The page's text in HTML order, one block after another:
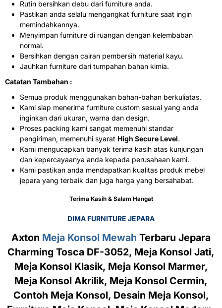
Rutin bersihkan debu dari furniture anda.
Pastikan anda selalu mengangkat furniture saat ingin
memindahkannya.
Menyimpan furniture di ruangan dengan kelembaban
normal.
Bersihkan dengan cairan pembersih material kayu.
Jauhkan furniture dari tumpahan bahan kimia.
Catatan Tambahan :
Semua produk menggunakan bahan-bahan berkuliatas.
Kami siap menerima furniture custom sesuai yang anda
inginkan dari ukuran, warna dan design.
Proses packing kami sangat memenuhi standar
pengiriman, memenuhi syarat High Secure Level.
Kami mengucapkan banyak terima kasih atas kunjungan
dan kepercayaanya anda kepada perusahaan kami.
Kami pastikan anda mendapatkan kualitas produk mebel
jepara yang terbaik dan juga harga yang bersahabat.
Terima Kasih & Salam Hangat
DIMA FURNITURE JEPARA
Axton Meja Konsol Mewah Terbaru Jepara
Charming Tosca DF-3052, Meja Konsol Jati,
Meja Konsol Klasik, Meja Konsol Marmer,
Meja Konsol Akrilik, Meja Konsol Cermin,
Contoh Meja Konsol, Desain Meja Konsol,